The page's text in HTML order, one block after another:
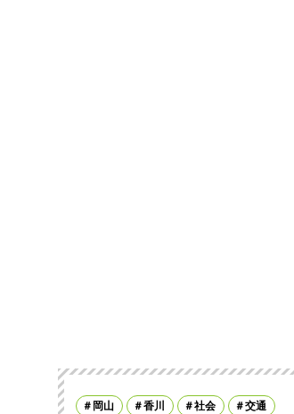
岡山 香川 社会 交通